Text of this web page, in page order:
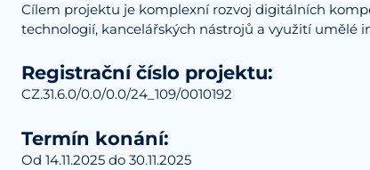
Cílem projektu je komplexní rozvoj digitálních
technologií, kancelářských nástrojů a využití umělé
Registrační číslo projektu:
CZ.31.6.0/0.0/0.0/24_109/0010192
Termín konání:
Od 14.11.2025 do 30.11.2025